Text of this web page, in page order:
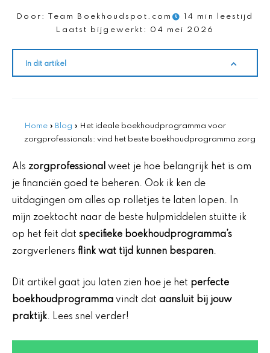
Door: Team Boekhoudspot.com
14 min leestijd
Laatst bijgewerkt:
04 mei 2026
In dit artikel
Home » Blog » Het ideale boekhoudprogramma voor
zorgprofessionals: vind het beste boekhoudprogramma zorg
Als zorgprofessional weet je hoe belangrijk het is om
je financiën goed te beheren. Ook ik ken de
uitdagingen om alles op rolletjes te laten lopen. In
mijn zoektocht naar de beste hulpmiddelen stuitte ik
op het feit dat specifieke boekhoudprogramma’s
zorgverleners flink wat tijd kunnen besparen.
Dit artikel gaat jou laten zien hoe je het perfecte
boekhoudprogramma vindt dat aansluit bij jouw
praktijk. Lees snel verder!